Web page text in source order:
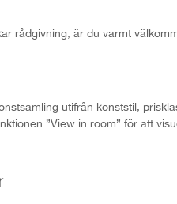
rådgivning, är du varmt
utifrån konststil,
”View in room” för att